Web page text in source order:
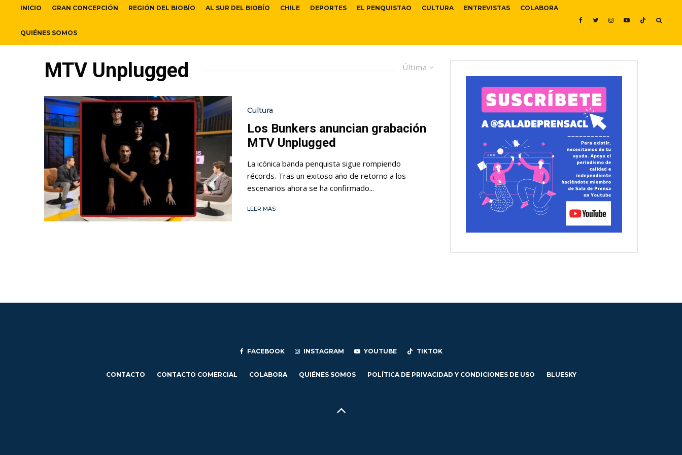
INICIO GRAN CONCEPCIÓN REGIÓN DEL BIOBÍO AL SUR DEL BIOBÍO CHILE DEPORTES EL PENQUISTAO CULTURA ENTREVISTAS COLABORA
QUIÉNES SOMOS
Última
MTV Unplugged
Cultura
Los Bunkers anuncian grabación
MTV Unplugged
La icónica banda penquista sigue rompiendo
récords. Tras un exitoso año de retorno a los
escenarios ahora se ha confirmado...
LEER MÁS
FACEBOOK INSTAGRAM YOUTUBE TIKTOK
CONTACTO CONTACTO COMERCIAL COLABORA QUIÉNES SOMOS POLÍTICA DE PRIVACIDAD Y CONDICIONES DE USO BLUESKY